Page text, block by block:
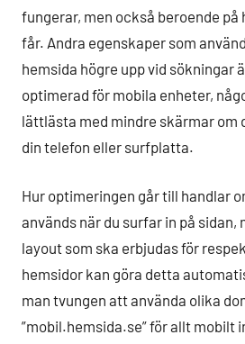
fungerar, men också beroende på
får. Andra egenskaper som
hemsida högre upp vid sökningar
optimerad för mobila enheter,
lättlästa med mindre skärmar om
din telefon eller surfplatta.
Hur optimeringen går till handlar
används när du surfar in på sidan,
layout som ska erbjudas för
hemsidor kan göra detta
man tvungen att använda olika
”mobil.hemsida.se” för allt mobilt